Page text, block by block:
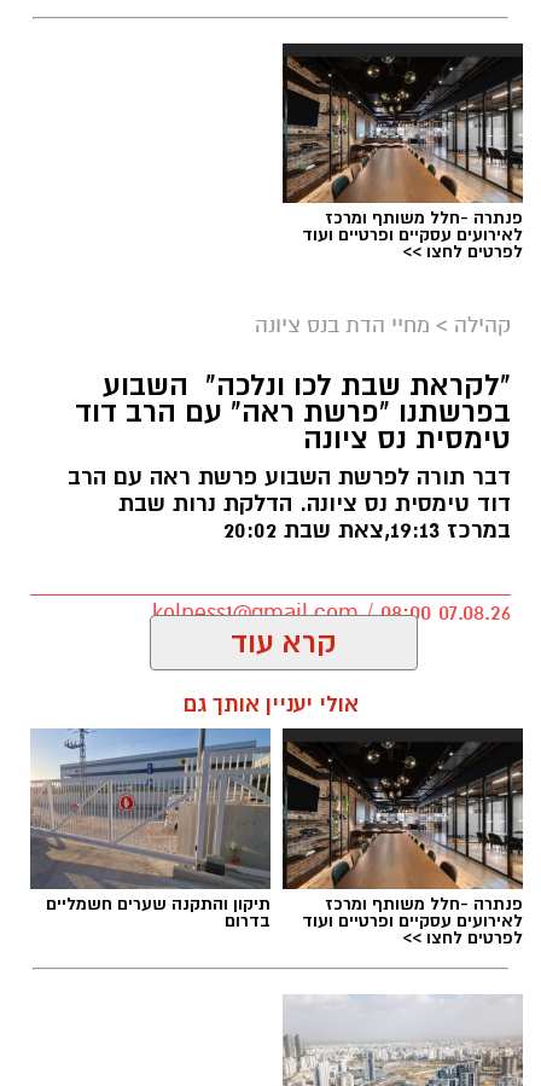
ארכיון
נתינה מתוך זיכרון: מיזם "טל של נתינה" לזכרו
של טל מלכה ז"ל חוזר בנס ציונה
טל מלכה, איש מערכת הביטחון נהרג
יבנה. כשהיה בן חמש עברה המשפחה לנס ציונה.
ועמית.
הנצחה מתוך עשייה וחסד
מיזם "טל של נתינה" מתקיים גם השנה כחלק
ממסורת שמטרתה לתרגם את הכאב לעשייה
חברתית ולנתינה. משפחתו של טל בחרה להנציח
את זכרו בדרך שהייתה מזוהה עמו – אהבת האדם
וסיוע לקהילה, תוך הדגשת ערכי הערבות ההדדית
והמשכיות דרכו.
מפגש אריזה וטקס זיכרון
השעות 17:00 ל-20:00 בבית הפנאי בנס ציונה.
פנתרה -חלל משותף ומרכז
לאירועים עסקיים ופרטיים ועוד
לפרטים לחצו >>
קהילה > מחיי הדת בנס ציונה
"לקראת שבת לכו ונלכה" השבוע
בפרשתנו "פרשת ראה" עם הרב דוד
טימסית נס ציונה
דבר תורה לפרשת השבוע פרשת ראה עם הרב
דוד טימסית נס ציונה. הדלקת נרות שבת
במרכז 19:13,צאת שבת 20:02
kolness1@gmail.com / 08:00 07.08.26
תגים:הרב דוד טימסית נס ציונה
קרא עוד
אולי יעניין אותך גם
פנתרה -חלל משותף ומרכז
לאירועים עסקיים ופרטיים ועוד
לפרטים לחצו >>
תיקון והתקנה שערים חשמליים
בדרום